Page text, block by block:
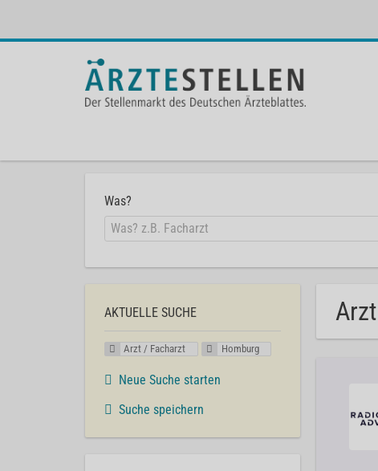
Was?
AKTUELLE SUCHE
Arzt / Facharzt Homburg
Neue Suche starten
Suche speichern